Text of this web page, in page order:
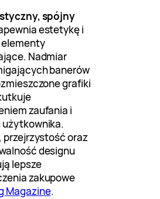
spójny
estetykę i
Nadmiar
banerów
grafiki
zaufania i
przejrzystość oraz
designu
lepsze
zakupowe
Magazine.